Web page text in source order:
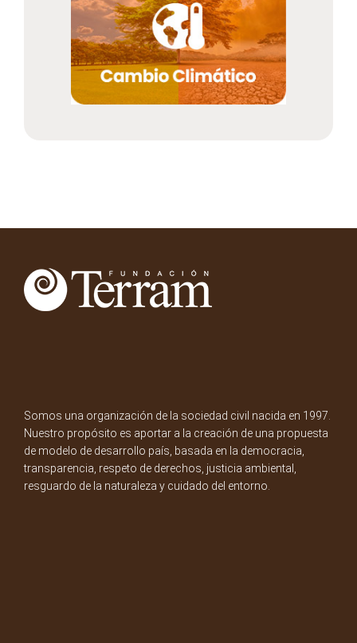
Somos una organización de la sociedad civil nacida en 1997.
Nuestro propósito es aportar a la creación de una propuesta
de modelo de desarrollo país, basada en la democracia,
transparencia, respeto de derechos, justicia ambiental,
resguardo de la naturaleza y cuidado del entorno.